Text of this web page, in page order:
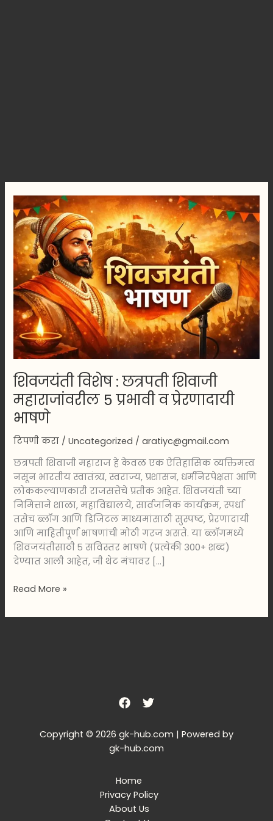
शिवजयंती विशेष : छत्रपती शिवाजी
महाराजांवरील 5 प्रभावी व प्रेरणादायी
भाषणे
टिपणी करा /Uncategorized /aratiyc@gmail.com
छत्रपती शिवाजी महाराज हे केवळ एक ऐतिहासिक व्यक्तिमत्त्व
नसून भारतीय स्वातंत्र्य, स्वराज्य, प्रशासन, धर्मनिरपेक्षता आणि
लोककल्याणकारी राजसत्तेचे प्रतीक आहेत. शिवजयंती च्या
निमित्ताने शाळा, महाविद्यालये, सार्वजनिक कार्यक्रम, स्पर्धा
तसेच ब्लॉग आणि डिजिटल माध्यमांसाठी सुस्पष्ट, प्रेरणादायी
आणि माहितीपूर्ण भाषणांची मोठी गरज असते. या ब्लॉगमध्ये
शिवजयंतीसाठी ५ सविस्तर भाषणे (प्रत्येकी 300+ शब्द)
देण्यात आली आहेत, जी थेट मंचावर […]
शिवजयंती
विशेष
:
छत्रपती
शिवाजी
महाराजांवरील
5
प्रभावी
व
प्रेरणादायी
भाषणे
Read More »
Copyright © 2026 gk-hub.com | Powered by
gk-hub.com
Home
Privacy Policy
About Us